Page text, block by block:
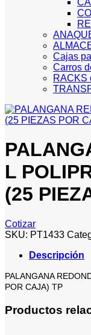
Cajas
Carros
RACKS
L
(25
Cotizar
SKU: PT1433
Descripción
PALANGANA
POR CAJA) TP
Productos